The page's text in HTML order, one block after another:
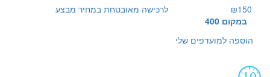
לרכישה מאובטחת במחיר מבצע
₪150
במקום 400
הוספה למועדפים שלי